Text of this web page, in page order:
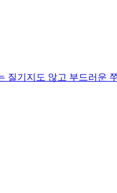
기지도 않고 부드러운